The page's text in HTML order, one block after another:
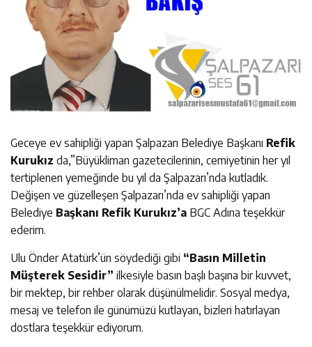
Geceye ev sahipliği yapan Şalpazarı Belediye Başkanı Refik
Kurukız da,”Büyükliman gazetecilerinin, cemiyetinin her yıl
tertiplenen yemeğinde bu yıl da Şalpazarı’nda kutladık.
Değişen ve güzelleşen Şalpazarı’nda ev sahipliği yapan
Belediye Başkanı Refik Kurukız’a BGC Adına teşekkür
ederim.
Ulu Önder Atatürk’ün söydediği gibi “Basın Milletin
Müşterek Sesidir” ilkesiyle basın başlı başına bir kuvvet,
bir mektep, bir rehber olarak düşünülmelidir. Sosyal medya,
mesaj ve telefon ile günümüzü kutlayan, bizleri hatırlayan
dostlara teşekkür ediyorum.